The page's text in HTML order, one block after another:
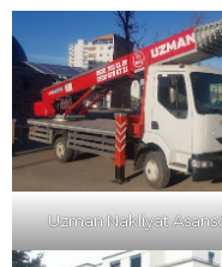
Uzman Nakliyat